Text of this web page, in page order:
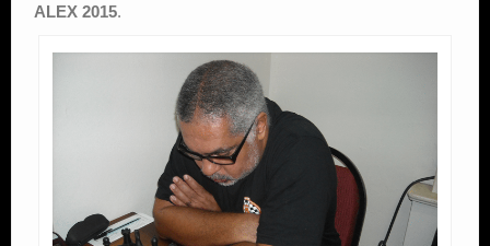
ALEX 2015.